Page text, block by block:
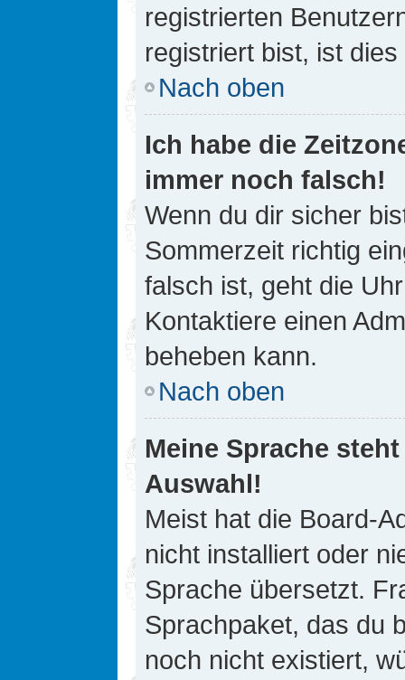
registrierten
registriert bist, ist
Nach oben
Ich habe die
immer noch falsch!
Wenn du dir sicher
Sommerzeit richtig
falsch ist, geht die
Kontaktiere einen
beheben kann.
Nach oben
Meine Sprache
Auswahl!
Meist hat die Board-
nicht installiert oder
Sprache übersetzt.
Sprachpaket, das du
noch nicht existiert,